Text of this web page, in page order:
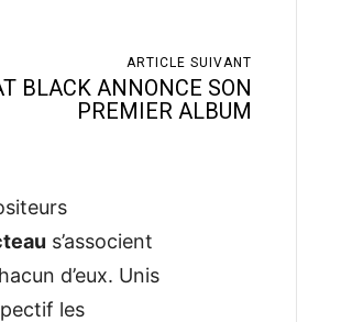
ARTICLE SUIVANT
BLACK ANNONCE SON
PREMIER ALBUM
s’associent
d’eux. Unis
les